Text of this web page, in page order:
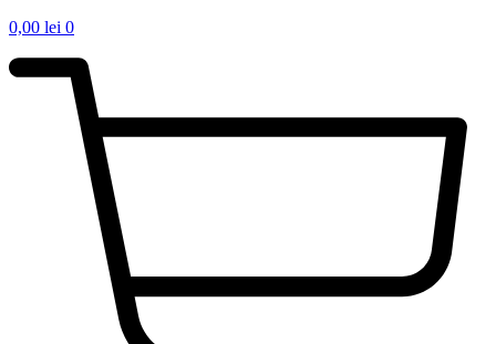
0,00 lei 0